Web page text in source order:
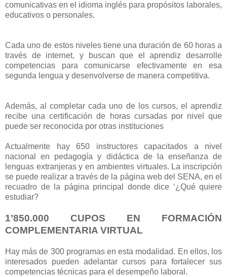
comunicativas en el idioma inglés para propósitos laborales,
educativos o personales.
Cada uno de estos niveles tiene una duración de 60 horas a
través de internet, y buscan que el aprendiz desarrolle
competencias para comunicarse efectivamente en esa
segunda lengua y desenvolverse de manera competitiva.
Además, al completar cada uno de los cursos, el aprendiz
recibe una certificación de horas cursadas por nivel que
puede ser reconocida por otras instituciones
Actualmente hay 650 instructores capacitados a nivel
nacional en pedagogía y didáctica de la enseñanza de
lenguas extranjeras y en ambientes virtuales. La inscripción
se puede realizar a través de la página web del SENA, en el
recuadro de la página principal donde dice ‘¿Qué quiere
estudiar?
1’850.000 CUPOS EN FORMACIÓN
COMPLEMENTARIA VIRTUAL
Hay más de 300 programas en esta modalidad. En ellos, los
interesados pueden adelantar cursos para fortalecer sus
competencias técnicas para el desempeño laboral.